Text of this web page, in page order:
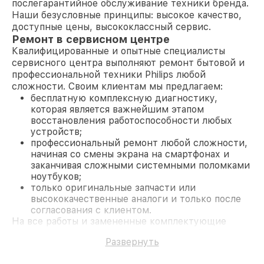
послегарантийное обслуживание техники бренда.
Наши безусловные принципы: высокое качество,
доступные цены, высококлассный сервис.
Ремонт в сервисном центре
Квалифицированные и опытные специалисты
сервисного центра выполняют ремонт бытовой и
профессиональной техники Philips любой
сложности. Своим клиентам мы предлагаем:
бесплатную комплексную диагностику,
которая является важнейшим этапом
восстановления работоспособности любых
устройств;
профессиональный ремонт любой сложности,
начиная со смены экрана на смартфонах и
заканчивая сложными системными поломками
ноутбуков;
только оригинальные запчасти или
высококачественные аналоги и только после
согласования с клиентом.
На все работы и замененные комплектующие
поломки по условиям гарантии, мы бесплатно
Развернуть